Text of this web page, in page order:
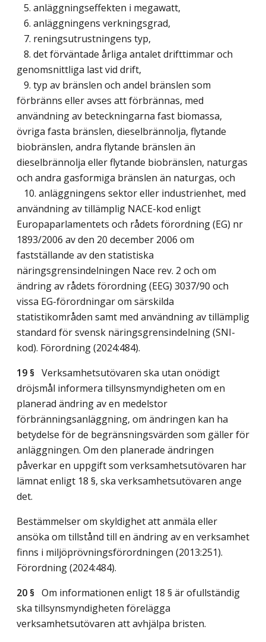
5. anläggningseffekten i megawatt,
6. anläggningens verkningsgrad,
7. reningsutrustningens typ,
8. det förväntade årliga antalet drifttimmar och
genomsnittliga last vid drift,
9. typ av bränslen och andel bränslen som
förbränns eller avses att förbrännas, med
användning av beteckningarna fast biomassa,
övriga fasta bränslen, dieselbrännolja, flytande
biobränslen, andra flytande bränslen än
dieselbrännolja eller flytande biobränslen, naturgas
och andra gasformiga bränslen än naturgas, och
10. anläggningens sektor eller industrienhet, med
användning av tillämplig NACE-kod enligt
Europaparlamentets och rådets förordning (EG) nr
1893/2006 av den 20 december 2006 om
fastställande av den statistiska
näringsgrensindelningen Nace rev. 2 och om
ändring av rådets förordning (EEG) 3037/90 och
vissa EG-förordningar om särskilda
statistikområden samt med användning av tillämplig
standard för svensk näringsgrensindelning (SNI-
kod). Förordning (2024:484).
19 § Verksamhetsutövaren ska utan onödigt
dröjsmål informera tillsynsmyndigheten om en
planerad ändring av en medelstor
förbränningsanläggning, om ändringen kan ha
betydelse för de begränsningsvärden som gäller för
anläggningen. Om den planerade ändringen
påverkar en uppgift som verksamhetsutövaren har
lämnat enligt 18 §, ska verksamhetsutövaren ange
det.
Bestämmelser om skyldighet att anmäla eller
ansöka om tillstånd till en ändring av en verksamhet
finns i miljöprövningsförordningen (2013:251).
Förordning (2024:484).
20 § Om informationen enligt 18 § är ofullständig
ska tillsynsmyndigheten förelägga
verksamhetsutövaren att avhjälpa bristen.